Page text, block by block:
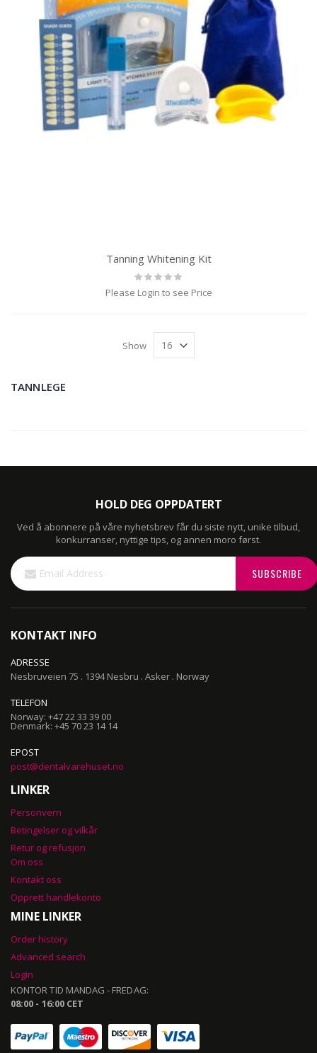
Tanning Whitening Kit
Rating:
0%
Please Login to see Price
Show
TANNLEGE
HOLD DEG OPPDATERT
Ved å abonnere på våre nyhetsbrev får du siste nytt, unike tilbud,
konkurranser, nyttige tips, og annen moro først.
Sign
Up
for
SUBSCRIBE
KONTAKT INFO
ADRESSE
Nesbruveien 75 . 1394 Nesbru . Asker . Norway
TELEFON
Norway: +47 22 33 39 00
Denmark: +45 70 23 14 14
EPOST
post@dentalvarehuset.no
LINKER
Personvern
Betingelser og vilkår
Retur og refusjon
Om oss
Kontakt oss
Opprett handlekonto
MINE LINKER
Order history
Advanced search
Login
KONTOR TID MANDAG - FREDAG:
08:00 - 16:00 CET